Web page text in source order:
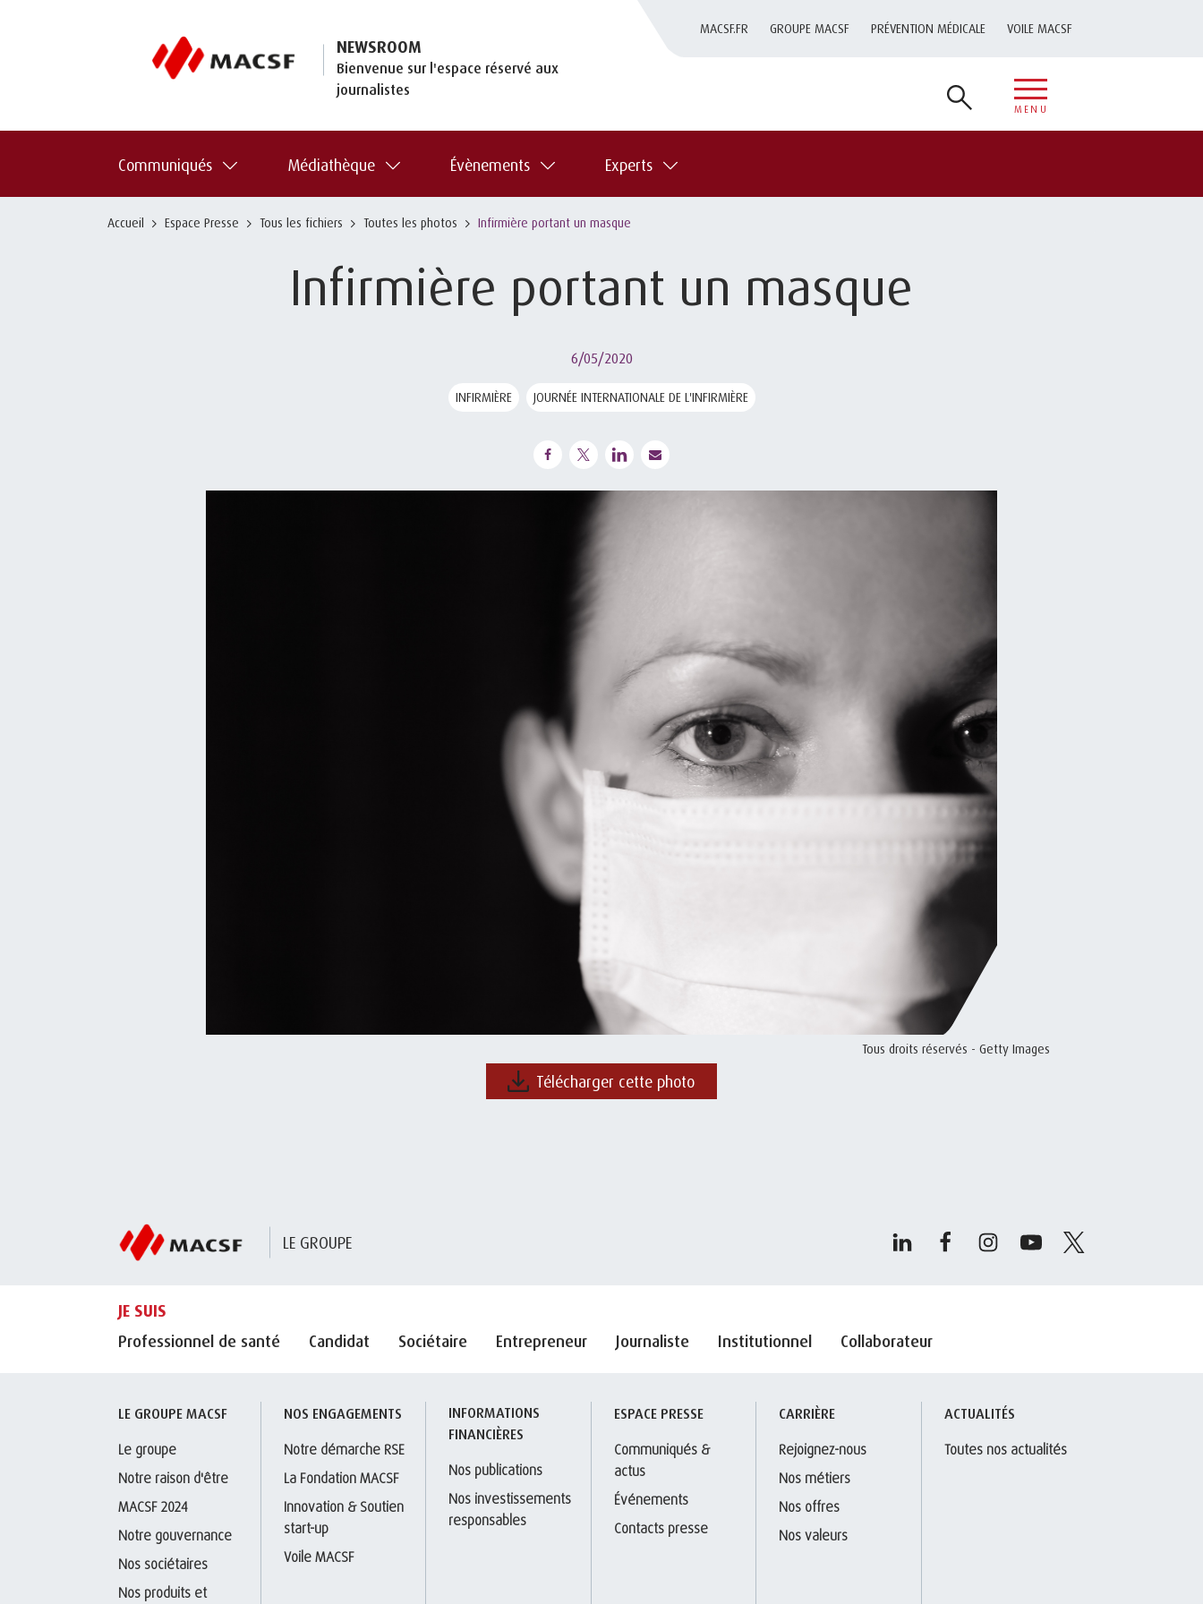
NEWSROOM
Bienvenue sur l'espace réservé aux
journalistes
MACSF.FR GROUPE MACSF PRÉVENTION MÉDICALE VOILE MACSF
MENU
Communiqués Médiathèque Évènements Experts
Accueil Espace Presse Tous les fichiers Toutes les photos Infirmière portant un masque
Infirmière portant un masque
6/05/2020
INFIRMIÈRE JOURNÉE INTERNATIONALE DE L'INFIRMIÈRE
Tous droits réservés - Getty Images
Télécharger cette photo
LE GROUPE
JE SUIS
Professionnel de santé
Candidat Sociétaire Entrepreneur Journaliste Institutionnel Collaborateur
LE GROUPE MACSF
Le groupe
Notre raison d'être
MACSF 2024
Notre gouvernance
Nos sociétaires
Nos produits et
NOS ENGAGEMENTS
Notre démarche RSE
La Fondation MACSF
Innovation & Soutien
start-up
Voile MACSF
INFORMATIONS
FINANCIÈRES
Nos publications
Nos investissements
responsables
ESPACE PRESSE
Communiqués &
actus
Événements
Contacts presse
CARRIÈRE
Rejoignez-nous
Nos métiers
Nos offres
Nos valeurs
ACTUALITÉS
Toutes nos actualités